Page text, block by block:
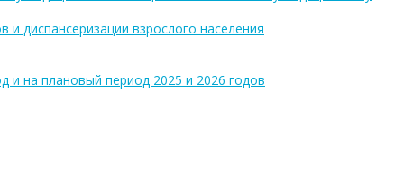
диспансеризации взрослого населения
и на плановый период 2025 и 2026 годов